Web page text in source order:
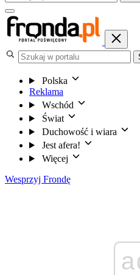
Polska
Reklama
Wschód
Świat
Duchowość i wiara
Jest afera!
Więcej
Wesprzyj Frondę